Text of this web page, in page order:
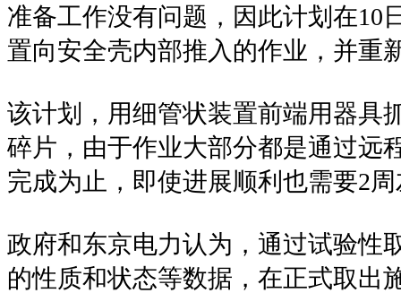
准备工作没有问题，因此计划在10
置向安全壳内部推入的作业，并重
该计划，用细管状装置前端用器具
碎片，由于作业大部分都是通过远
完成为止，即使进展顺利也需要2
政府和东京电力认为，通过试验性
的性质和状态等数据，在正式取出